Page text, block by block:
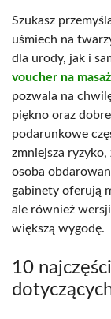
Szukasz
uśmiech na
dla urody, jak i
voucher na
pozwala na
piękno oraz
podarunkowe
zmniejsza
osoba
gabinety oferują
ale również
większą wygodę.
10